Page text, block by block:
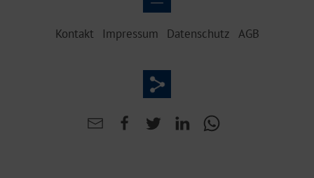
Kontakt Impressum Datenschutz AGB